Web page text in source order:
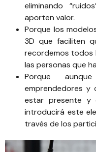
eliminando
aporten valor.
Porque los
3D que faciliten
recordemos todos
las personas que
Porque
emprendedores y
estar presente y
introducirá este
través de los